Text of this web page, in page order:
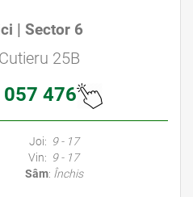
| Sector 6
25B
476
• Avocat Bun Bucuresti • Avocat Bucuresti • Bucuresti Avocat • Avocat
Joi: 9 - 17
Vin: 9 - 17
Sâm: Închis